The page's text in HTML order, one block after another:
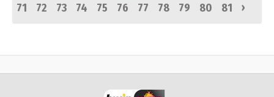
71
72 73 74 75 76 77 78 79 80 81 ›